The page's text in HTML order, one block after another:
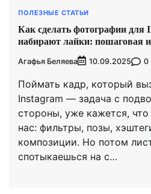
ПОЛЕЗНЫЕ СТАТЬИ
Как сделать фотографии для
набирают лайки: пошаговая
Агафья Беляева 10.09.2025 0
Поймать кадр, который
Instagram — задача с
стороны, уже кажется,
нас: фильтры, позы,
композиции. Но потом
спотыкаешься на с…